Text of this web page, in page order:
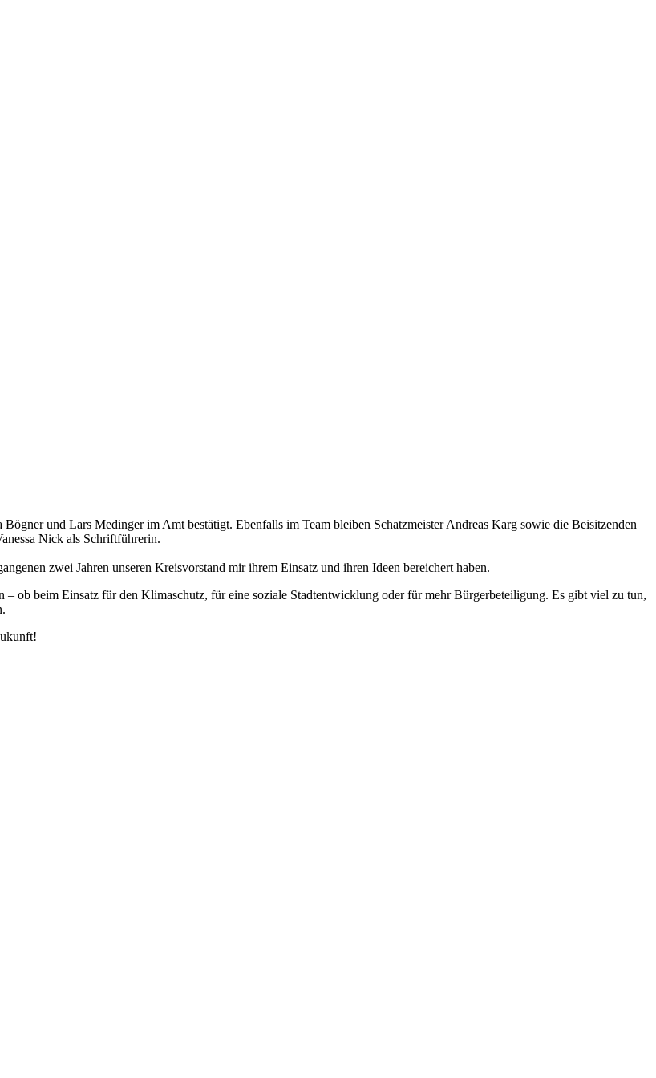
und Lars Medinger im Amt bestätigt. Ebenfalls im Team bleiben Schatzmeister Andreas Karg sowie die Beisitzenden
Nick als Schriftführerin.
zwei Jahren unseren Kreisvorstand mir ihrem Einsatz und ihren Ideen bereichert haben.
ob beim Einsatz für den Klimaschutz, für eine soziale Stadtentwicklung oder für mehr Bürgerbeteiligung. Es gibt viel zu tun,